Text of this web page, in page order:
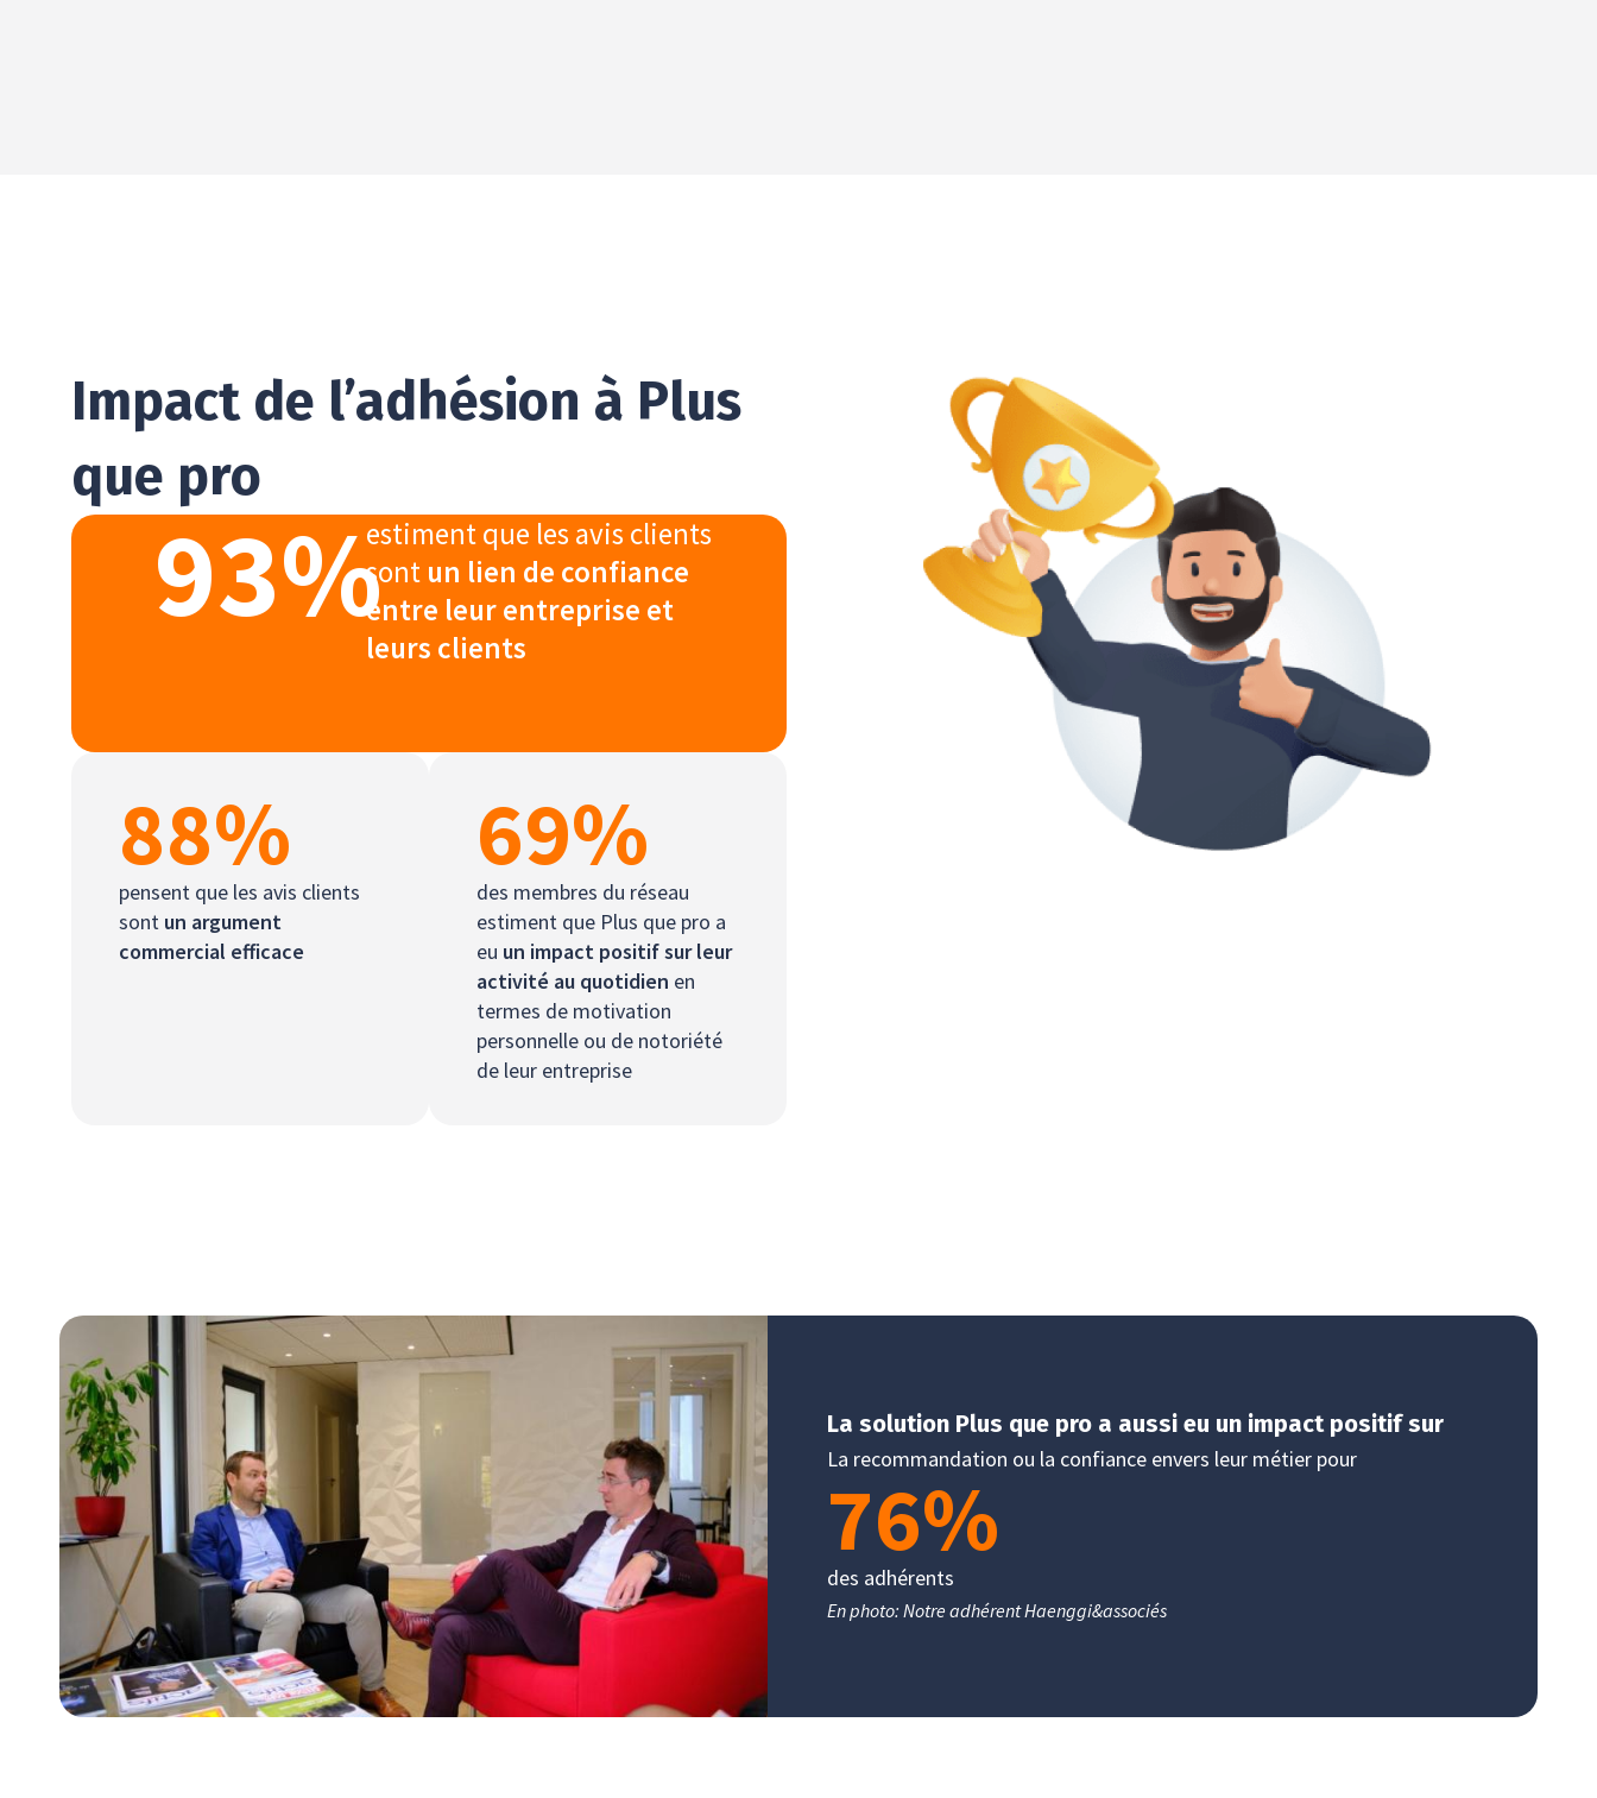
Impact de l’adhésion à Plus
que pro
93%estiment que les avis clients
sont un lien de confiance
entre leur entreprise et
leurs clients
88%
pensent que les avis clients
sont un argument
commercial efficace
69%
des membres du réseau
estiment que Plus que pro a
eu un impact positif sur leur
activité au quotidien en
termes de motivation
personnelle ou de notoriété
de leur entreprise
La solution Plus que pro a aussi eu un impact positif sur
La recommandation ou la confiance envers leur métier pour
76%
des adhérents
En photo: Notre adhérent Haenggi&associés